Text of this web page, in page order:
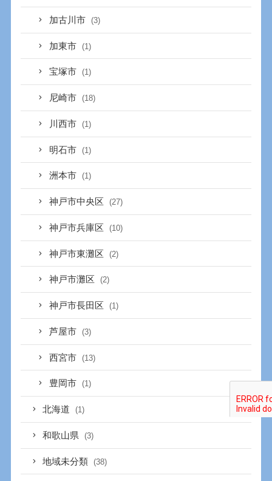
加古川市 (3)
加東市 (1)
宝塚市 (1)
尼崎市 (18)
川西市 (1)
明石市 (1)
洲本市 (1)
神戸市中央区 (27)
神戸市兵庫区 (10)
神戸市東灘区 (2)
神戸市灘区 (2)
神戸市長田区 (1)
芦屋市 (3)
西宮市 (13)
豊岡市 (1)
北海道 (1)
和歌山県 (3)
地域未分類 (38)